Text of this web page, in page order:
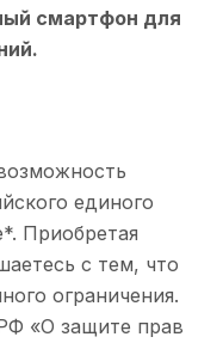
смартфон для
единого
Приобретая
с тем, что
ограничения.
«О защите прав